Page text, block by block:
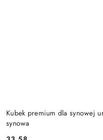
Kubek premium dla synowej
synowa